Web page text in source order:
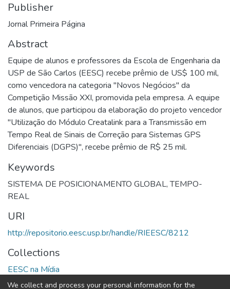
Publisher
Jornal Primeira Página
Abstract
Equipe de alunos e professores da Escola de Engenharia da
USP de São Carlos (EESC) recebe prêmio de US$ 100 mil,
como vencedora na categoria "Novos Negócios" da
Competição Missão XXI, promovida pela empresa. A equipe
de alunos, que participou da elaboração do projeto vencedor
"Utilização do Módulo Creatalink para a Transmissão em
Tempo Real de Sinais de Correção para Sistemas GPS
Diferenciais (DGPS)", recebe prêmio de R$ 25 mil.
Keywords
SISTEMA DE POSICIONAMENTO GLOBAL,TEMPO-
REAL
URI
http://repositorio.eesc.usp.br/handle/RIEESC/8212
Collections
EESC na Mídia
We collect and process your personal information for the